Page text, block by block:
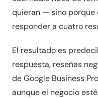
quieran — sino porque
responder a cuatro
El resultado es
respuesta, reseñas
de Google Business
aunque el negocio